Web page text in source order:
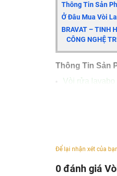
Thông Tin Sản
Ở Đâu Mua Vòi
BRAVAT – TINH
CÔNG NGHỆ
Thông Tin Sản
Vòi rửa lavabo
Tốc độ dòng
Thiết kế sang
Để lại nhận xét của
0 đánh giá